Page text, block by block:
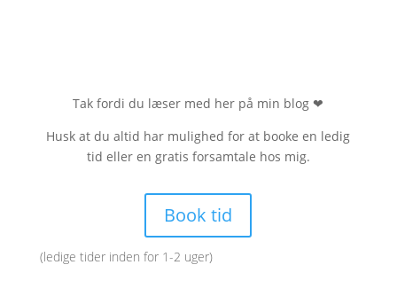
Tak fordi du læser med her på min blog❤
Husk at du altid har mulighed for at booke en ledig
tid eller en gratis forsamtale hos mig.
Book tid
(ledige tider inden for 1-2 uger)